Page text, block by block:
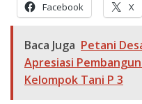
Facebook X
Baca Juga Petani
Apresiasi
Kelompok Tani P 3